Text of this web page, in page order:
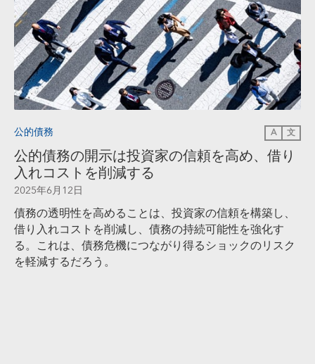
公的債務 A 文
公的債務の開示は投資家の信頼を高め、借り
入れコストを削減する
2025年6月12日
債務の透明性を高めることは、投資家の信頼を構築し、
借り入れコストを削減し、債務の持続可能性を強化す
る。これは、債務危機につながり得るショックのリスク
を軽減するだろう。